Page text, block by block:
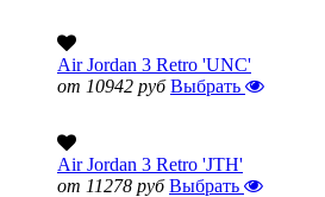
Air Jordan 3 Retro 'UNC'
от 10942 руб Выбрать
Air Jordan 3 Retro 'JTH'
от 11278 руб Выбрать